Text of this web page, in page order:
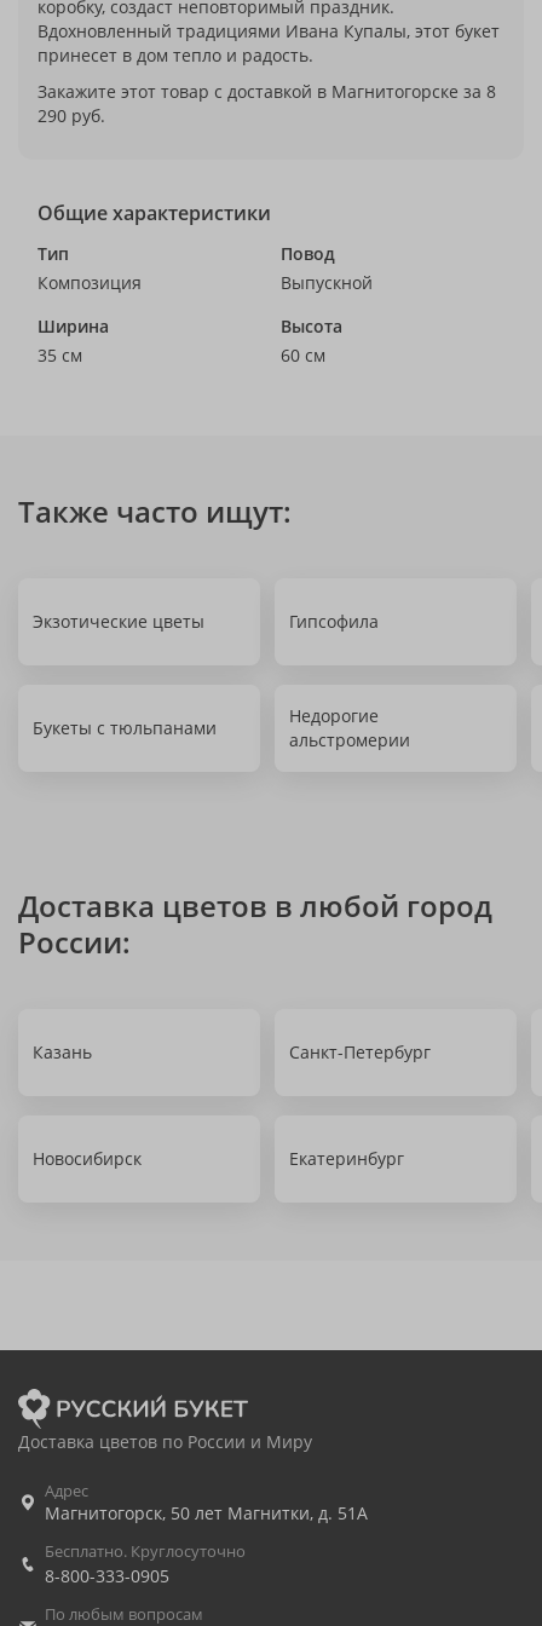
коробку, создаст неповторимый праздник.
Вдохновленный традициями Ивана Купалы, этот букет
принесет в дом тепло и радость.
Закажите этот товар с доставкой в Магнитогорске за 8
290 руб.
Общие характеристики
Тип
Композиция
Повод
Выпускной
Ширина
35 см
Высота
60 см
Также часто ищут:
Экзотические цветы Гипсофила
Букеты с тюльпанами
Недорогие
альстромерии
Доставка цветов в любой город
России:
Казань Санкт-Петербург
Новосибирск Екатеринбург
Доставка цветов по России и Миру
Адрес
Магнитогорск, 50 лет Магнитки, д. 51А
Бесплатно. Круглосуточно
8-800-333-0905
По любым вопросам